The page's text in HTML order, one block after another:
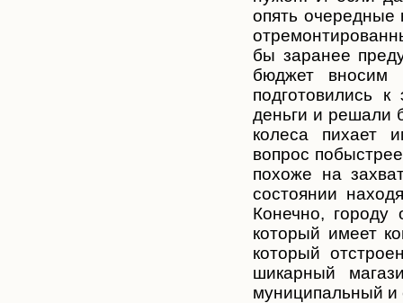
опять
бы заранее
бюджет вносим
подготовились
деньги и решали
колеса пихает
вопрос
похоже на
состоянии
Конечно, городу
который имеет
который
шикарный
муниципальный и